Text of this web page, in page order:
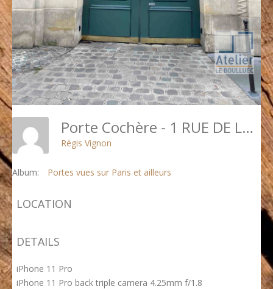
Porte Cochère - 1 RUE DE LA PERLE PARIS 3
Régis Vignon
Album: Portes vues sur Paris et ailleurs
LOCATION
DETAILS
iPhone 11 Pro
iPhone 11 Pro back triple camera 4.25mm f/1.8